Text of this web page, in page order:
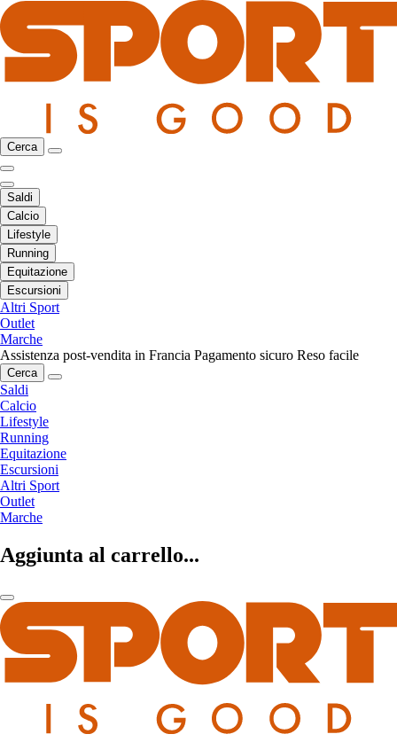
Cerca
Saldi
Calcio
Lifestyle
Running
Equitazione
Escursioni
Altri Sport
Outlet
Marche
Assistenza post-vendita in Francia Pagamento sicuro Reso facile
Cerca
Saldi
Calcio
Lifestyle
Running
Equitazione
Escursioni
Altri Sport
Outlet
Marche
Aggiunta al carrello...